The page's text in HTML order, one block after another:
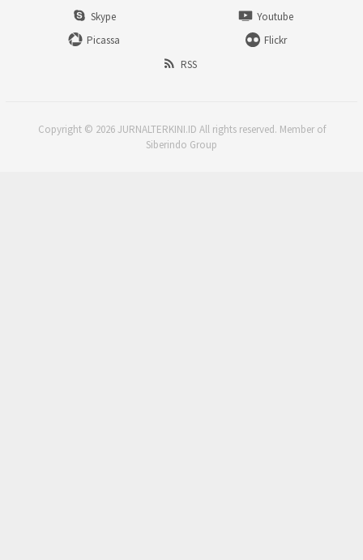
Skype
Youtube
Picassa
Flickr
RSS
Copyright © 2026 JURNALTERKINI.ID All rights reserved. Member of
Siberindo Group